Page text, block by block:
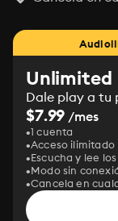
Unlimited
Dale play a tu
$7.99 /mes
1 cuenta
Acceso ilimitado
Escucha y lee
Modo sin
Cancela en